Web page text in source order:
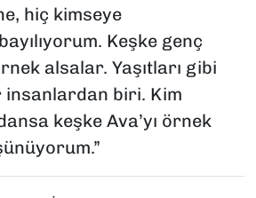
hiç kimseye
Keşke genç
alsalar. Yaşıtları gibi
biri. Kim
keşke Ava’yı örnek